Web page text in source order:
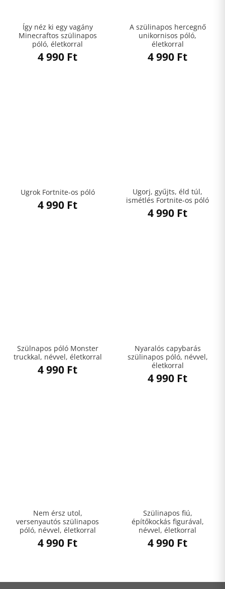
Így néz ki egy vagány
Minecraftos szülinapos
póló, életkorral
4 990 Ft
A szülinapos hercegnő
unikornisos póló,
életkorral
4 990 Ft
Ugrok Fortnite-os póló
4 990 Ft
Ugorj, gyűjts, éld túl,
ismétlés Fortnite-os póló
4 990 Ft
Szülnapos póló Monster
truckkal, névvel, életkorral
4 990 Ft
Nyaralós capybarás
szülinapos póló, névvel,
életkorral
4 990 Ft
Nem érsz utol,
versenyautós szülinapos
póló, névvel, életkorral
4 990 Ft
Szülinapos fiú,
építőkockás figurával,
névvel, életkorral
4 990 Ft